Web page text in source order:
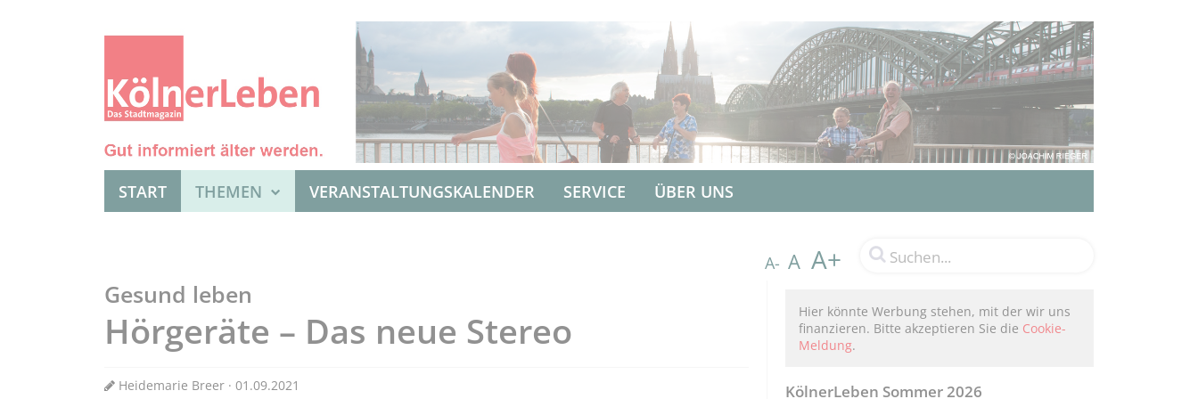
START THEMEN VERANSTALTUNGSKALENDER SERVICE ÜBER UNS
A- A A+
Gesund leben
Hörgeräte – Das neue Stereo
Heidemarie Breer · 01.09.2021
Hier könnte Werbung stehen, mit der wir uns
finanzieren. Bitte akzeptieren Sie die Cookie-
Meldung.
KölnerLeben Sommer 2026